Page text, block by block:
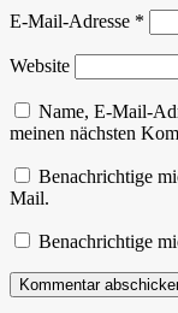
E-Mail-Adresse *
Website
Name, E-Mail-
meinen nächsten
Benachrichtige
Mail.
Benachrichtige